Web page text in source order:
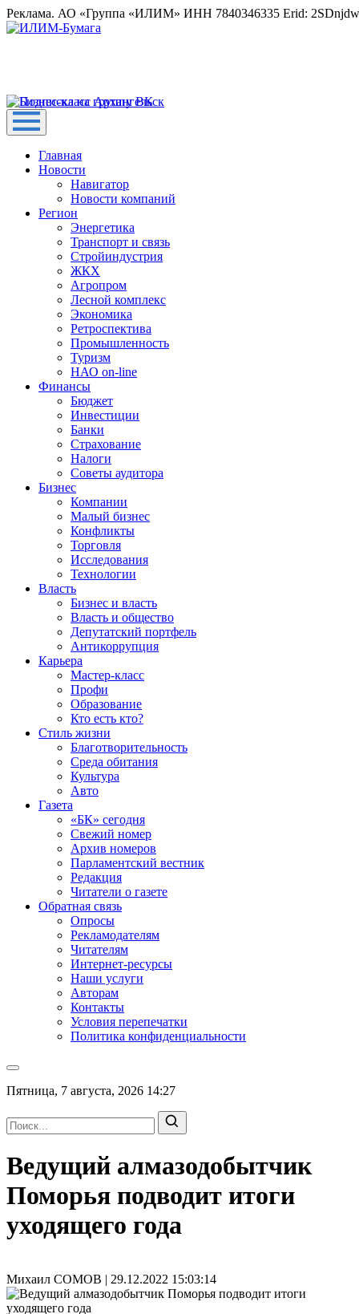
Реклама. АО «Группа «ИЛИМ» ИНН 7840346335 Erid:
Главная
Новости
Навигатор
Новости компаний
Регион
Энергетика
Транспорт и связь
Стройиндустрия
ЖКХ
Агропром
Лесной комплекс
Экономика
Ретроспектива
Промышленность
Туризм
НАО on-line
Финансы
Бюджет
Инвестиции
Банки
Страхование
Налоги
Советы аудитора
Бизнес
Компании
Малый бизнес
Конфликты
Торговля
Исследования
Технологии
Власть
Бизнес и власть
Власть и общество
Депутатский портфель
Антикоррупция
Карьера
Мастер-класс
Профи
Образование
Кто есть кто?
Стиль жизни
Благотворительность
Среда обитания
Культура
Авто
Газета
«БК» сегодня
Свежий номер
Архив номеров
Парламентский вестник
Редакция
Читатели о газете
Обратная связь
Опросы
Рекламодателям
Читателям
Интернет-ресурсы
Наши услуги
Авторам
Контакты
Условия перепечатки
Политика конфиденциальности
Пятница, 7 августа, 2026 14:27
Ведущий алмазодобытчик
Поморья подводит итоги
уходящего года
Михаил СОМОВ | 29.12.2022 15:03:14